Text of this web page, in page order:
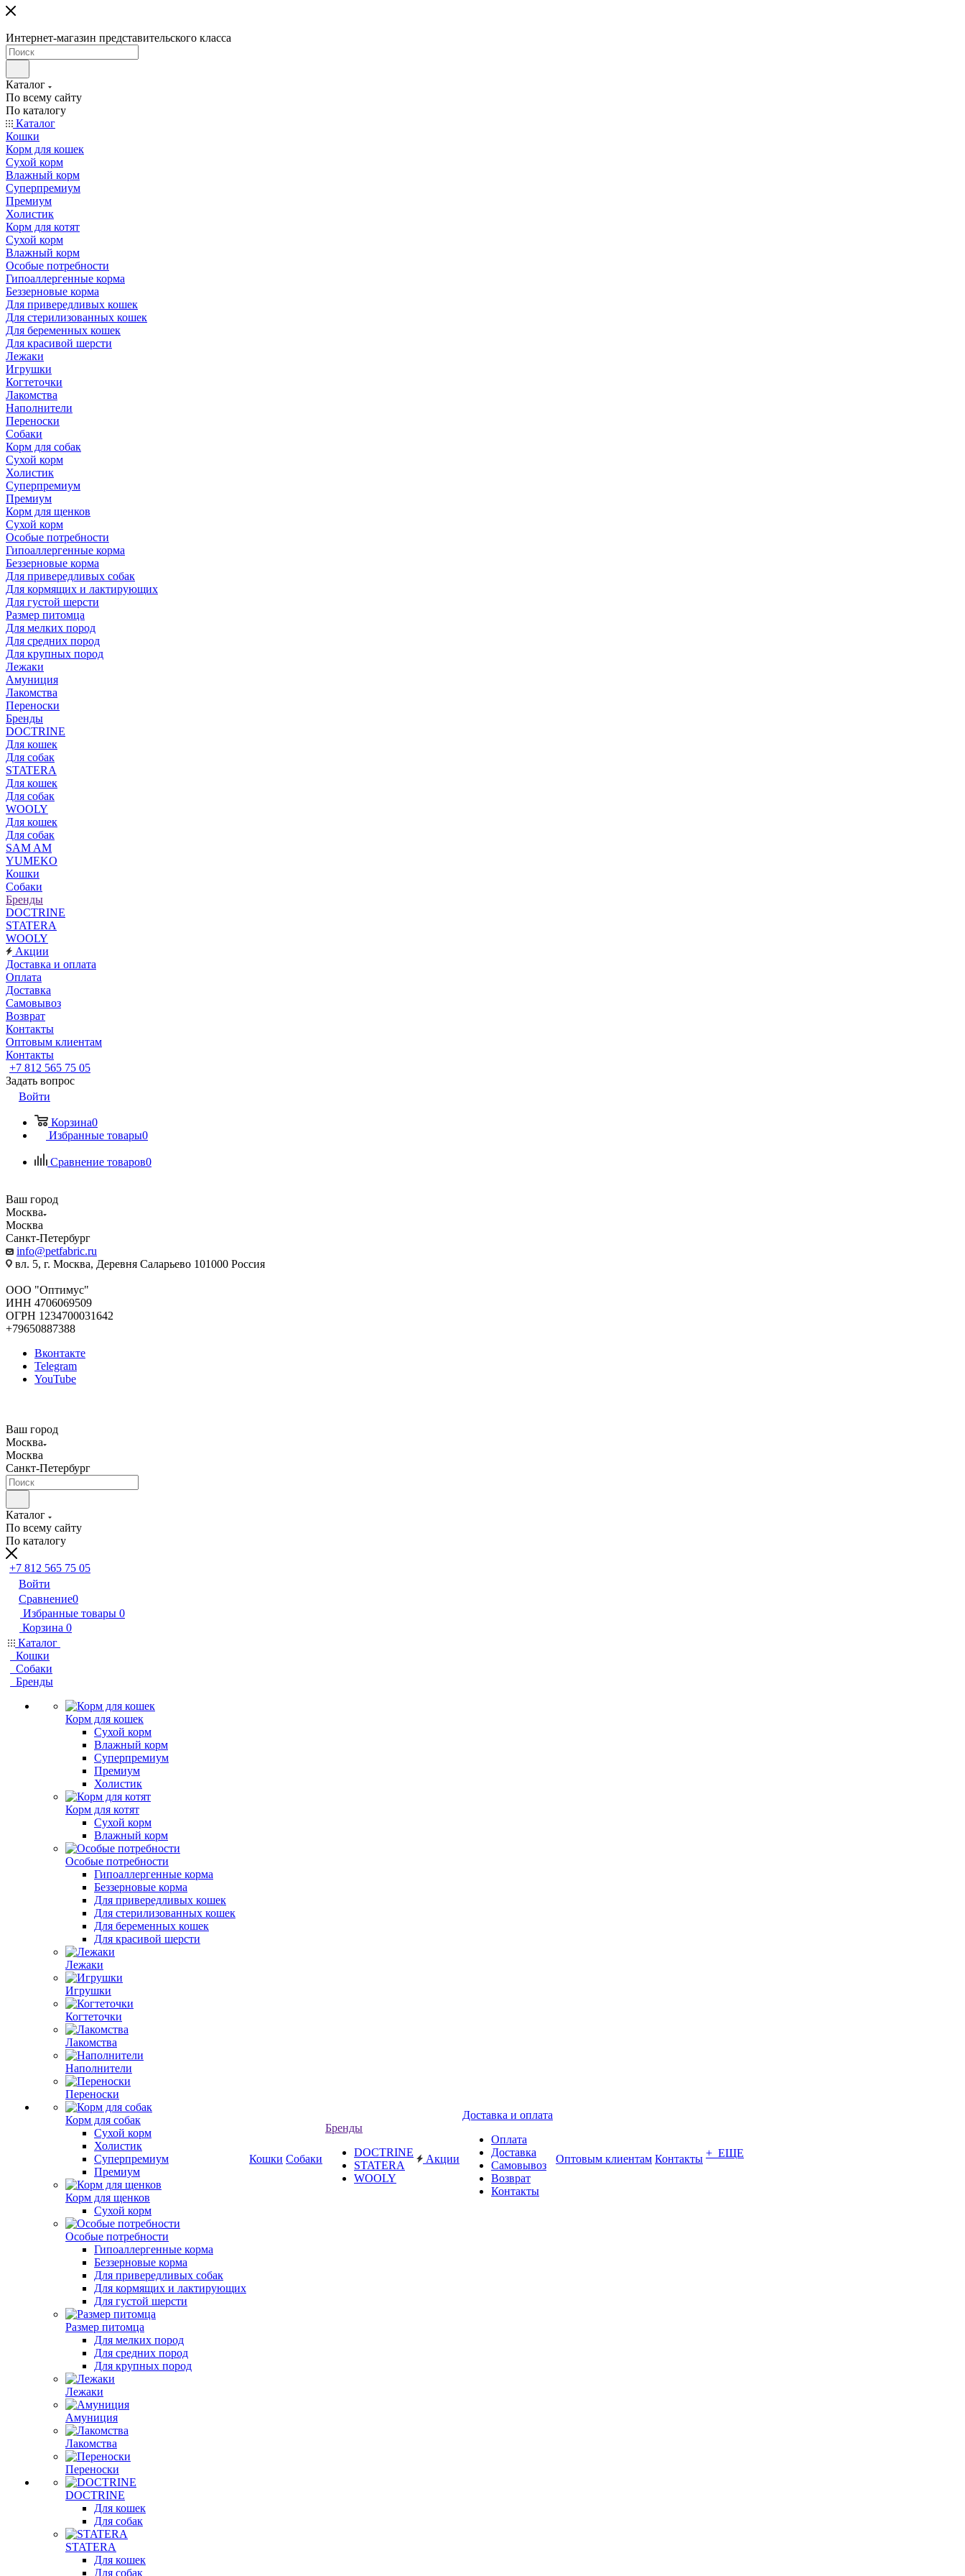
Интернет-магазин представительского класса
Каталог
По всему сайту
По каталогу
Каталог
Кошки
Корм для кошек
Сухой корм
Влажный корм
Суперпремиум
Премиум
Холистик
Корм для котят
Сухой корм
Влажный корм
Особые потребности
Гипоаллергенные корма
Беззерновые корма
Для привередливых кошек
Для стерилизованных кошек
Для беременных кошек
Для красивой шерсти
Лежаки
Игрушки
Когтеточки
Лакомства
Наполнители
Переноски
Собаки
Корм для собак
Сухой корм
Холистик
Суперпремиум
Премиум
Корм для щенков
Сухой корм
Особые потребности
Гипоаллергенные корма
Беззерновые корма
Для привередливых собак
Для кормящих и лактирующих
Для густой шерсти
Размер питомца
Для мелких пород
Для средних пород
Для крупных пород
Лежаки
Амуниция
Лакомства
Переноски
Бренды
DOCTRINE
Для кошек
Для собак
STATERA
Для кошек
Для собак
WOOLY
Для кошек
Для собак
SAM AM
YUMEKO
Кошки
Собаки
Бренды
DOCTRINE
STATERA
WOOLY
Акции
Доставка и оплата
Оплата
Доставка
Самовывоз
Возврат
Контакты
Оптовым клиентам
Контакты
+7 812 565 75 05
Задать вопрос
Войти
Корзина0
Избранные товары0
Сравнение товаров0
Ваш город
Москва
Москва
Санкт-Петербург
info@petfabric.ru
вл. 5, г. Москва, Деревня Саларьево 101000 Россия
ООО "Оптимус"
ИНН 4706069509
ОГРН 1234700031642
+79650887388
Вконтакте
Telegram
YouTube
Ваш город
Москва
Москва
Санкт-Петербург
Каталог
По всему сайту
По каталогу
+7 812 565 75 05
Войти
Сравнение0
Избранные товары 0
Корзина 0
Каталог
Кошки
Собаки
Бренды
Корм для кошек
Сухой корм
Влажный корм
Суперпремиум
Премиум
Холистик
Корм для котят
Сухой корм
Влажный корм
Особые потребности
Гипоаллергенные корма
Беззерновые корма
Для привередливых кошек
Для стерилизованных кошек
Для беременных кошек
Для красивой шерсти
Лежаки
Игрушки
Когтеточки
Лакомства
Наполнители
Переноски
Корм для собак
Сухой корм
Холистик
Суперпремиум
Премиум
Корм для щенков
Сухой корм
Особые потребности
Гипоаллергенные корма
Беззерновые корма
Для привередливых собак
Для кормящих и лактирующих
Для густой шерсти
Размер питомца
Для мелких пород
Для средних пород
Для крупных пород
Лежаки
Амуниция
Лакомства
Переноски
DOCTRINE
Для кошек
Для собак
STATERA
Для кошек
Для собак
Кошки Собаки
Бренды
DOCTRINE
STATERA
WOOLY
Акции
Доставка и оплата
Оплата
Доставка
Самовывоз
Возврат
Контакты
Оптовым клиентам Контакты + ЕЩЕ